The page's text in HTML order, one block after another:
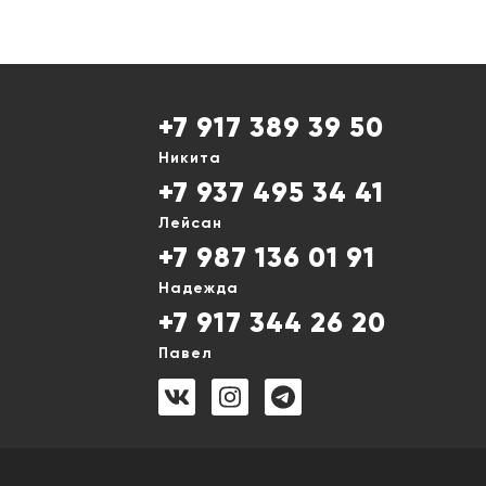
+7 917 389 39 50
Никита
+7 937 495 34 41
Лейсан
+7 987 136 01 91
Надежда
+7 917 344 26 20
Павел